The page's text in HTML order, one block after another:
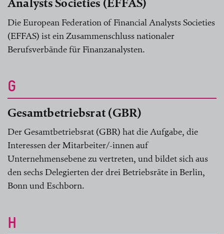
Analysts Societies (EFFAS)
Die European Federation of Financial Analysts Societies
(EFFAS) ist ein Zusammenschluss nationaler
Berufsverbände für Finanzanalysten.
G
Gesamtbetriebsrat (GBR)
Der Gesamtbetriebsrat (GBR) hat die Aufgabe, die
Interessen der Mitarbeiter/-innen auf
Unternehmensebene zu vertreten, und bildet sich aus
den sechs Delegierten der drei Betriebsräte in Berlin,
Bonn und Eschborn.
H